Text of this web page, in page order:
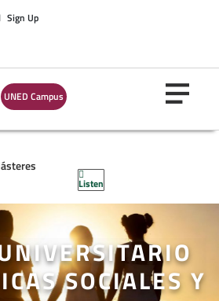
Sign Up
UNED Campus
Listen
SOCIALES Y